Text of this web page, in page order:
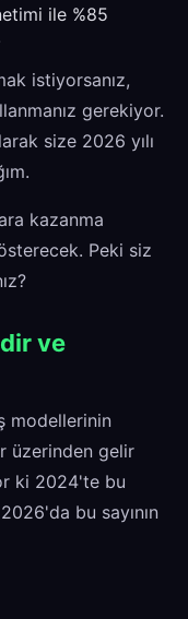
ile %85
istiyorsanız,
gerekiyor.
size 2026 yılı
kazanma
Peki siz
ve
modellerinin
üzerinden gelir
ki 2024'te bu
bu sayının